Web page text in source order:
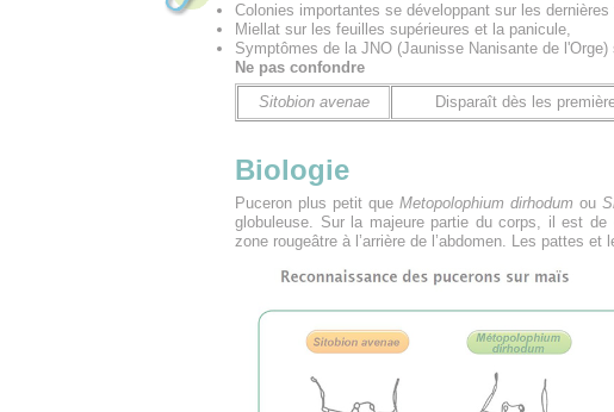
Colonies importantes se développant sur les
Miellat sur les feuilles supérieures et la panicule,
Symptômes de la JNO (Jaunisse Nanisante de
Ne pas confondre
Sitobion avenae
Disparaît dès les
Biologie
Puceron plus petit queMetopolophium dirhodum ou
globuleuse. Sur la majeure partie du corps, il est
zone rougeâtre à l’arrière de l’abdomen. Les pattes